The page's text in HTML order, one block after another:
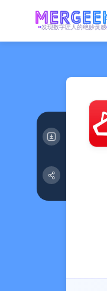
发现数字匠人的绝妙灵感